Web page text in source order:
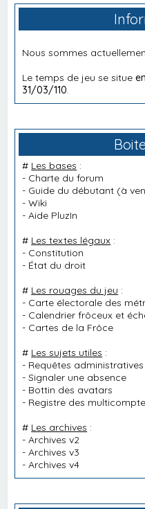
Nous sommes
Le temps de jeu se situe
31/03/110
# Les bases :
- Charte du forum
- Guide du débutant (à
-Wiki
-Aide PluzIn
# Les textes légaux :
- Constitution
- État du droit
# Les rouages du jeu :
- Carte électorale des
- Calendrier frôceux et
- Cartes de la Frôce
# Les sujets utiles :
- Requêtes administratives
-Signaler une absence
- Bottin des avatars
- Registre des
# Les archives :
-Archives v2
-Archives v3
-Archives v4